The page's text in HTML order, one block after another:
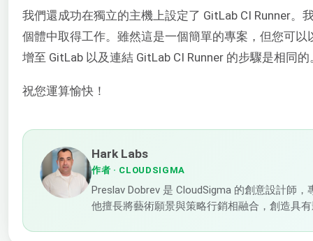
我們還成功在獨立的主機上設定了 GitLab CI Runner
個體中取得工作。雖然這是一個簡單的專案，但您可
增至 GitLab 以及連結 GitLab CI Runner 的步驟是相同
祝您運算愉快！
Hark Labs
作者 · CLOUDSIGMA
Preslav Dobrev 是 CloudSigma 的創意設計師
他擅長將藝術願景與策略行銷相融合，創造具